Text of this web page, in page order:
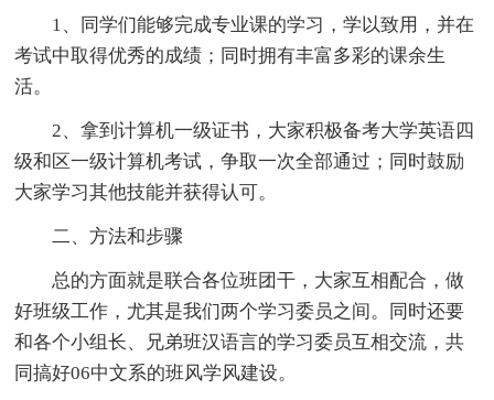
1、同学们能够完成专业课的学习，学以致用，并在
考试中取得优秀的成绩；同时拥有丰富多彩的课余生
活。
2、拿到计算机一级证书，大家积极备考大学英语四
级和区一级计算机考试，争取一次全部通过；同时鼓励
大家学习其他技能并获得认可。
二、方法和步骤
总的方面就是联合各位班团干，大家互相配合，做
好班级工作，尤其是我们两个学习委员之间。同时还要
和各个小组长、兄弟班汉语言的学习委员互相交流，共
同搞好06中文系的班风学风建设。